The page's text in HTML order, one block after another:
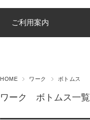
ご利用案内
HOME ワーク ボトムス
ワーク ボトムス一覧